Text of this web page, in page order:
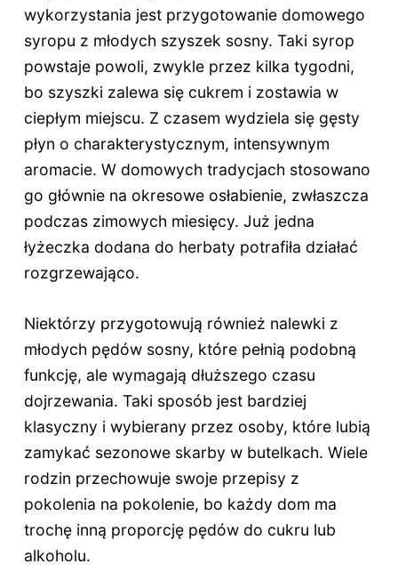
wykorzystania jest przygotowanie domowego
syropu z młodych szyszek sosny. Taki syrop
powstaje powoli, zwykle przez kilka tygodni,
bo szyszki zalewa się cukrem i zostawia w
ciepłym miejscu. Z czasem wydziela się gęsty
płyn o charakterystycznym, intensywnym
aromacie. W domowych tradycjach stosowano
go głównie na okresowe osłabienie, zwłaszcza
podczas zimowych miesięcy. Już jedna
łyżeczka dodana do herbaty potrafiła działać
rozgrzewająco.
Niektórzy przygotowują również nalewki z
młodych pędów sosny, które pełnią podobną
funkcję, ale wymagają dłuższego czasu
dojrzewania. Taki sposób jest bardziej
klasyczny i wybierany przez osoby, które lubią
zamykać sezonowe skarby w butelkach. Wiele
rodzin przechowuje swoje przepisy z
pokolenia na pokolenie, bo każdy dom ma
trochę inną proporcję pędów do cukru lub
alkoholu.